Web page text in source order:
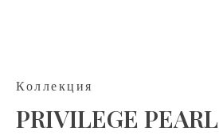
Коллекция
PRIVILEGE PEARL